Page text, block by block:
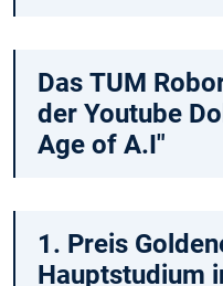
Das TUM
der Youtube
Age of A.I"
1. Preis
Hauptstudium